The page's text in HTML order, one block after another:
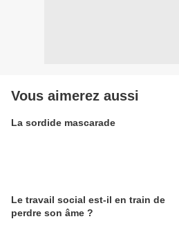
Vous aimerez aussi
La sordide mascarade
Le travail social est-il en train de
perdre son âme ?